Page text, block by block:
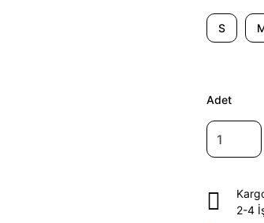
S
Adet
2-4